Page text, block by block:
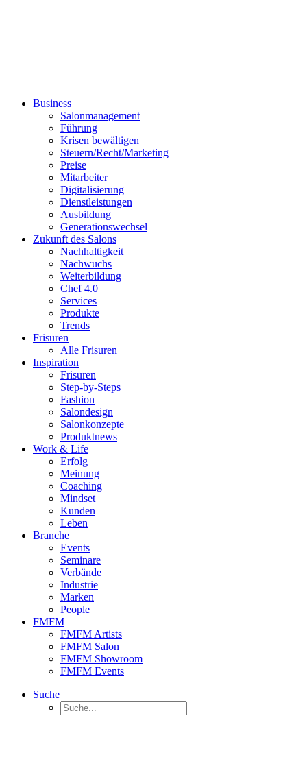
Business
Salonmanagement
Führung
Krisen bewältigen
Steuern/Recht/Marketing
Preise
Mitarbeiter
Digitalisierung
Dienstleistungen
Ausbildung
Generationswechsel
Zukunft des Salons
Nachhaltigkeit
Nachwuchs
Weiterbildung
Chef 4.0
Services
Produkte
Trends
Frisuren
Alle Frisuren
Inspiration
Frisuren
Step-by-Steps
Fashion
Salondesign
Salonkonzepte
Produktnews
Work & Life
Erfolg
Meinung
Coaching
Mindset
Kunden
Leben
Branche
Events
Seminare
Verbände
Industrie
Marken
People
FMFM
FMFM Artists
FMFM Salon
FMFM Showroom
FMFM Events
Suche